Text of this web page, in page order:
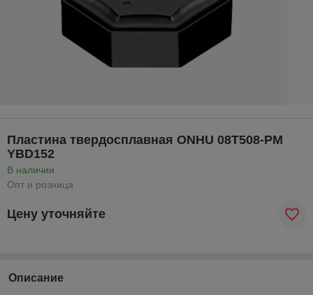
Пластина твердосплавная ONHU 08T508-PM
YBD152
В наличии
Опт и розница
Цену уточняйте
Описание